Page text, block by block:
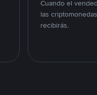
Cuando el
las
recibirás.